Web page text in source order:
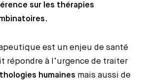
sur les thérapies
.
est un enjeu de santé
répondre à l’urgence de traiter
humaines mais aussi de